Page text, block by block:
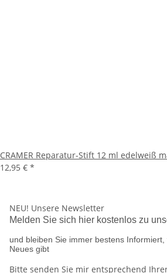
CRAMER Reparatur-Stift 12 ml edelweiß
12,95 € *
NEU! Unsere Newsletter
Melden Sie sich hier kostenlos zu
und bleiben Sie immer bestens
Neues gibt
Bitte senden Sie mir entsprechend